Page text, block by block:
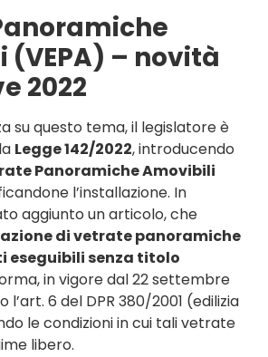
– novità
2022
su questo tema, il legislatore è
Legge 142/2022, introducendo
Panoramiche Amovibili
l’installazione. In
aggiunto un articolo, che
di vetrate panoramiche
eseguibili senza titolo
in vigore dal 22 settembre
l’art. 6 del DPR 380/2001 (edilizia
le condizioni in cui tali vetrate
libero.